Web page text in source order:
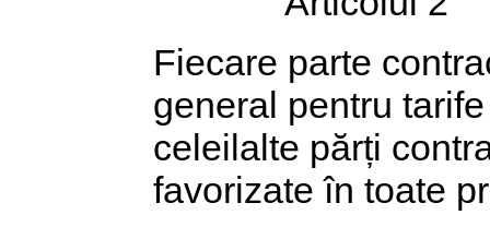
Fiecare parte
general pentru
celeilalte părți
favorizate în toate